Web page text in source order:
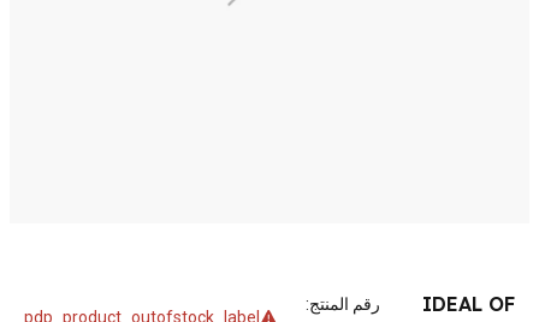
IDEAL OF
رقم المنتج:
pdp_product_outofstock_label